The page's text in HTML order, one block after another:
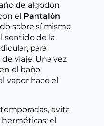
de algodón
el Pantalón
sobre sí mismo
sentido de la
para
viaje. Una vez
el baño
vapor hace el
evita
el